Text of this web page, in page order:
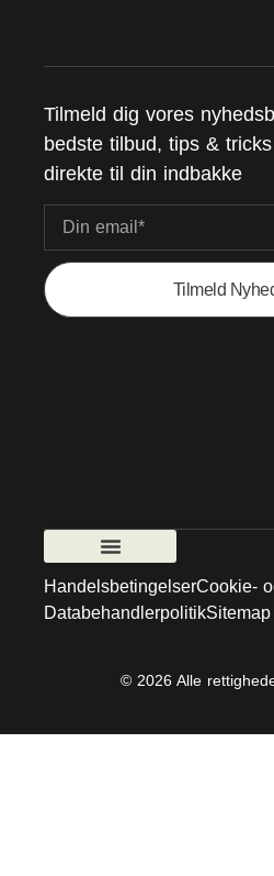
Tilmeld dig vores
bedste tilbud, tips &
direkte til din indbakke
Tilmeld
© 2026 Alle
HandelsbetingelserCookie-
DatabehandlerpolitikSitemap